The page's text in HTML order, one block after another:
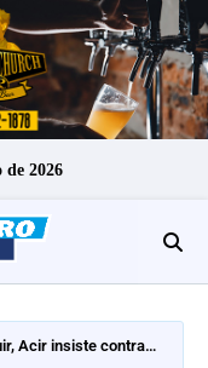
de 2026
Acir insiste contra